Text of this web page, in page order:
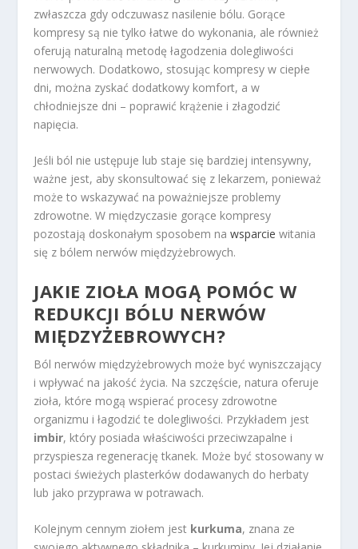
zwłaszcza gdy odczuwasz nasilenie bólu. Gorące
kompresy są nie tylko łatwe do wykonania, ale również
oferują naturalną metodę łagodzenia dolegliwości
nerwowych. Dodatkowo, stosując kompresy w ciepłe
dni, można zyskać dodatkowy komfort, a w
chłodniejsze dni – poprawić krążenie i złagodzić
napięcia.
Jeśli ból nie ustępuje lub staje się bardziej intensywny,
ważne jest, aby skonsultować się z lekarzem, ponieważ
może to wskazywać na poważniejsze problemy
zdrowotne. W międzyczasie gorące kompresy
pozostają doskonałym sposobem nawsparcie witania
się z bólem nerwów międzyżebrowych.
JAKIE ZIOŁA MOGĄ POMÓC W
REDUKCJI BÓLU NERWÓW
MIĘDZYŻEBROWYCH?
Ból nerwów międzyżebrowych może być wyniszczający
i wpływać na jakość życia. Na szczęście, natura oferuje
zioła, które mogą wspierać procesy zdrowotne
organizmu i łagodzić te dolegliwości. Przykładem jest
imbir, który posiada właściwości przeciwzapalne i
przyspiesza regenerację tkanek. Może być stosowany w
postaci świeżych plasterków dodawanych do herbaty
lub jako przyprawa w potrawach.
Kolejnym cennym ziołem jest kurkuma, znana ze